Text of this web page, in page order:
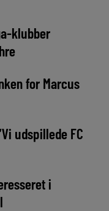
klubber
for Marcus
udspillede FC
i